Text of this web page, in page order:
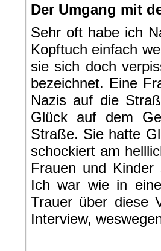
Der Umgang mit
Sehr oft habe ich
Kopftuch einfach
sie sich doch
bezeichnet. Eine
Nazis auf die
Glück auf dem
Straße. Sie hatte
schockiert am
Frauen und Kinder
Ich war wie in
Trauer über diese
Interview,